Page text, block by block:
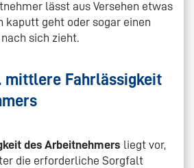
lässt aus Versehen etwas
kaputt geht oder sogar einen
sich zieht.
mittlere Fahrlässigkeit
des Arbeitnehmers liegt vor,
die erforderliche Sorgfalt